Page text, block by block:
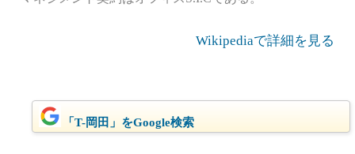
Wikipediaで詳細を見る
「T-岡田」をGoogle検索